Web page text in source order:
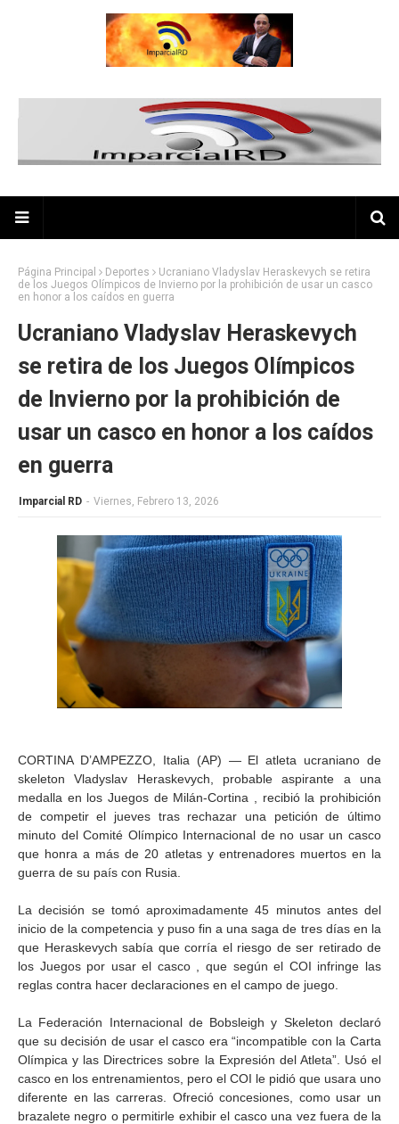
Página Principal Deportes
Ucraniano Vladyslav Heraskevych se retira
de los Juegos Olímpicos de Invierno por la prohibición de usar un casco
en honor a los caídos en guerra
Ucraniano Vladyslav Heraskevych
se retira de los Juegos Olímpicos
de Invierno por la prohibición de
usar un casco en honor a los caídos
en guerra
Imparcial RD - Viernes, Febrero 13, 2026
CORTINA D’AMPEZZO, Italia (AP) — El atleta ucraniano de
skeleton Vladyslav Heraskevych, probable aspirante a una
medalla en los Juegos de Milán-Cortina , recibió la prohibición
de competir el jueves tras rechazar una petición de último
minuto del Comité Olímpico Internacional de no usar un casco
que honra a más de 20 atletas y entrenadores muertos en la
guerra de su país con Rusia.
La decisión se tomó aproximadamente 45 minutos antes del
inicio de la competencia y puso fin a una saga de tres días en la
que Heraskevych sabía que corría el riesgo de ser retirado de
los Juegos por usar el casco , que según el COI infringe las
reglas contra hacer declaraciones en el campo de juego.
La Federación Internacional de Bobsleigh y Skeleton declaró
que su decisión de usar el casco era “incompatible con la Carta
Olímpica y las Directrices sobre la Expresión del Atleta”. Usó el
casco en los entrenamientos, pero el COI le pidió que usara uno
diferente en las carreras. Ofreció concesiones, como usar un
brazalete negro o permitirle exhibir el casco una vez fuera de la